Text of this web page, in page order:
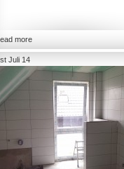
more
Juli 14